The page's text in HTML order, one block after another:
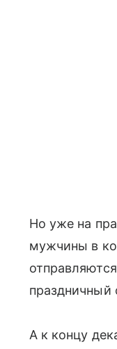
Но уже на
мужчины в
праздничный
А к концу